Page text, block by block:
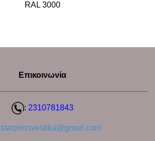
RAL 3000
Επικοινωνία
: 2310781843
starpirosvestika@gmail.com